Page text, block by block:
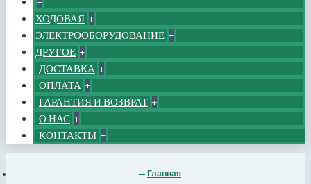
ХОДОВАЯ +
ЭЛЕКТРООБОРУДОВАНИЕ +
ДРУГОЕ +
ДОСТАВКА +
ОПЛАТА +
ГАРАНТИЯ И ВОЗВРАТ +
О НАС +
КОНТАКТЫ +
Главная